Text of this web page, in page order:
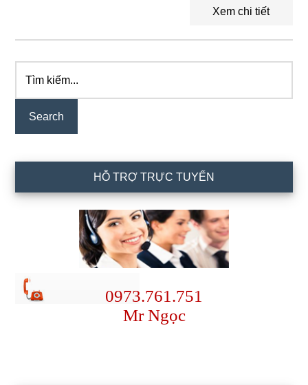
Xem chi tiết
Primary
Sidebar
kiếm...
HỖ TRỢ TRỰC TUYẾN
0973.761.751
Mr Ngọc